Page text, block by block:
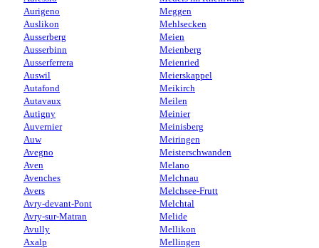
Aurigeno
Auslikon
Ausserberg
Ausserbinn
Ausserferrera
Auswil
Autafond
Autavaux
Autigny
Auvernier
Auw
Avegno
Aven
Avenches
Avers
Avry-devant-Pont
Avry-sur-Matran
Avully
Axalp
Meggen
Mehlsecken
Meien
Meienberg
Meienried
Meierskappel
Meikirch
Meilen
Meinier
Meinisberg
Meiringen
Meisterschwanden
Melano
Melchnau
Melchsee-Frutt
Melchtal
Melide
Mellikon
Mellingen